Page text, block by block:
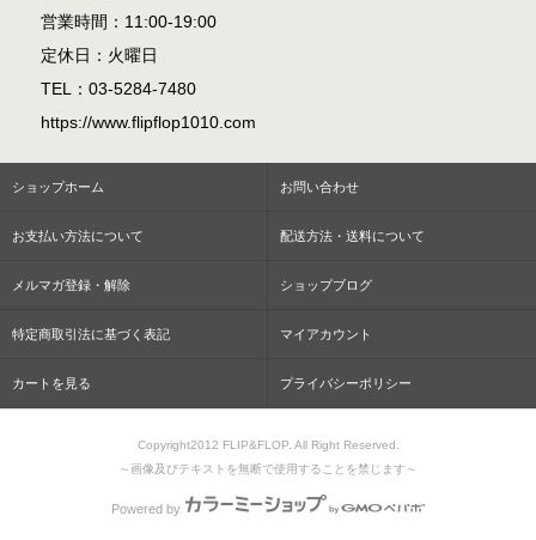
営業時間：11:00-19:00
定休日：火曜日
TEL：03-5284-7480
https://www.flipflop1010.com
ショップホーム お問い合わせ
お支払い方法について 配送方法・送料について
メルマガ登録・解除 ショップブログ
特定商取引法に基づく表記 マイアカウント
カートを見る プライバシーポリシー
Copyright2012 FLIP&FLOP. All Right Reserved.
～画像及びテキストを無断で使用することを禁じます～
Powered by